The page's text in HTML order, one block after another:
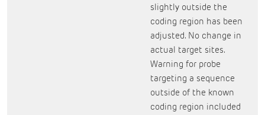
slightly outside the
coding region has been
adjusted. No change in
actual target sites.
Warning for probe
targeting a sequence
outside of the known
coding region included